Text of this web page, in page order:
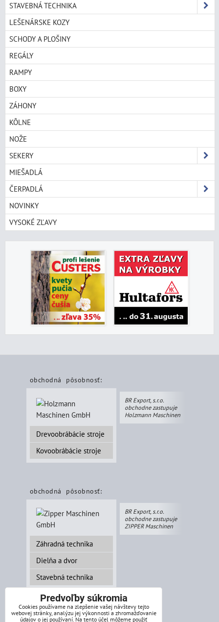
STAVEBNÁ TECHNIKA
LEŠENÁRSKE KOZY
SCHODY A PLOŠINY
REGÁLY
RAMPY
BOXY
ZÁHONY
KÔLNE
NOŽE
SEKERY
MIEŠADLÁ
ČERPADLÁ
NOVINKY
VYSOKÉ ZĽAVY
obchodná pôsobnosť:
Drevoobrábácie stroje
Kovoobrábácie stroje
BR Export, s.r.o.
obchodne zastupuje
Holzmann Maschinen
obchodná pôsobnosť:
Záhradná technika
Dielňa a dvor
Stavebná technika
BR Export, s.r.o.
obchodne zastupuje
ZIPPER Maschinen
splátkový systém:
Predvoľby súkromia
Cookies používame na zlepšenie vašej návštevy tejto
webovej stránky, analýzu jej výkonnosti a zhromažďovanie
údajov o jej používaní. Na tento účel môžeme použiť